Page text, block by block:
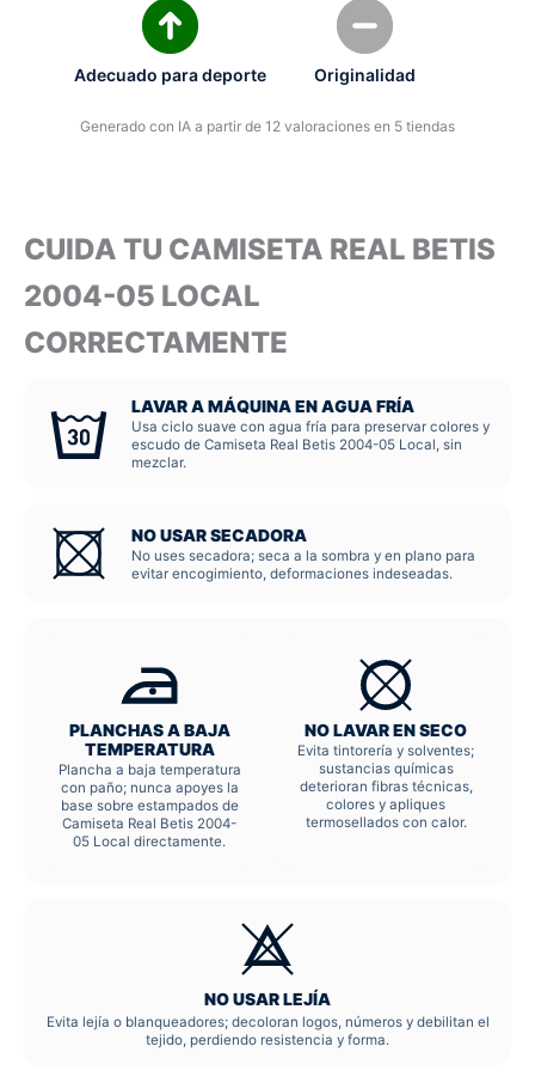
Adecuado para deporte Originalidad
Generado con IA a partir de 12 valoraciones en 5 tiendas
CUIDA TU CAMISETA REAL BETIS
2004-05 LOCAL
CORRECTAMENTE
LAVAR A MÁQUINA EN AGUA FRÍA
Usa ciclo suave con agua fría para preservar colores y
escudo de Camiseta Real Betis 2004-05 Local, sin
mezclar.
NO USAR SECADORA
No uses secadora; seca a la sombra y en plano para
evitar encogimiento, deformaciones indeseadas.
PLANCHAS A BAJA
TEMPERATURA
Plancha a baja temperatura
con paño; nunca apoyes la
base sobre estampados de
Camiseta Real Betis 2004-
05 Local directamente.
NO LAVAR EN SECO
Evita tintorería y solventes;
sustancias químicas
deterioran fibras técnicas,
colores y apliques
termosellados con calor.
NO USAR LEJÍA
Evita lejía o blanqueadores; decoloran logos, números y debilitan el
tejido, perdiendo resistencia y forma.